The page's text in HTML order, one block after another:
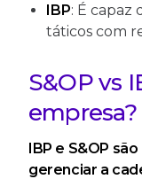
IBP: É capaz
táticos com
S&OP vs
empresa?
IBP e S&OP
gerenciar a